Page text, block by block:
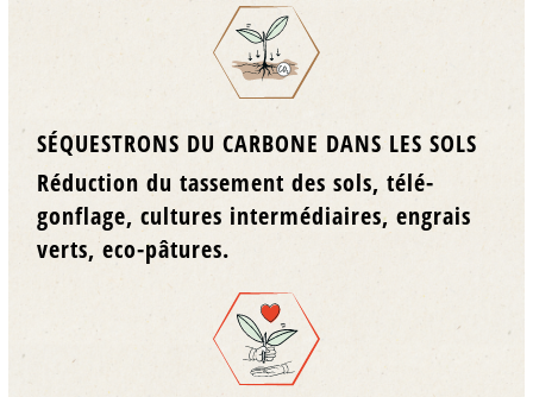
SÉQUESTRONS DU CARBONE DANS LES SOLS
Réduction du tassement des sols, télé-
gonflage, cultures intermédiaires, engrais
verts,eco-pâtures.